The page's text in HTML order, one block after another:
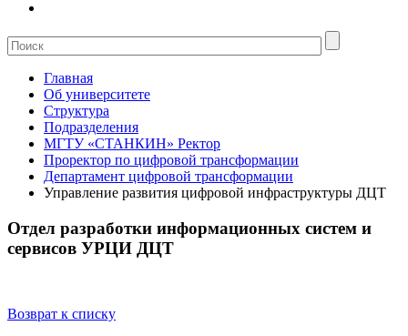
Главная
Об университете
Структура
Подразделения
МГТУ «СТАНКИН» Ректор
Проректор по цифровой трансформации
Департамент цифровой трансформации
Управление развития цифровой инфраструктуры ДЦТ
Отдел разработки информационных систем и
сервисов УРЦИ ДЦТ
Возврат к списку